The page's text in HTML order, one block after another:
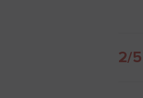
2/5